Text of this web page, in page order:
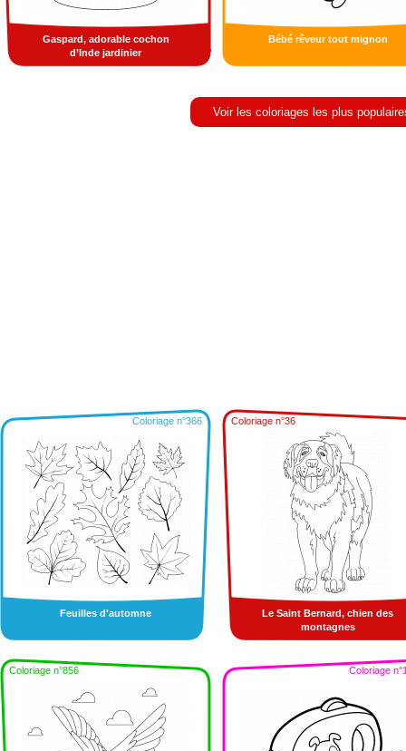
Gaspard, adorable cochon
d’Inde jardinier
Bébé rêveur tout mignon
Voir les coloriages les plus
Coloriage n°366
Feuilles d'automne
Coloriage n°36
Le Saint Bernard, chien des
montagnes
Coloriage n°856 Coloriage